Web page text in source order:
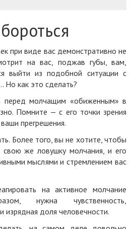
при виде вас демонстративно не
на вас, поджав губы, вам,
выйти из подобной ситуации с
Но как это сделать?
перед молчащим «обиженным» в
Помните — с его точки зрения
прегрешения.
Более того, вы не хотите, чтобы
же ловушку молчания, и его
мыслями и стремлением вас
на активное молчание
нужна чувственность,
изрядная доля человечности.